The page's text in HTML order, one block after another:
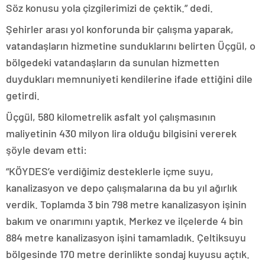
Söz konusu yola çizgilerimizi de çektik.” dedi.
Şehirler arası yol konforunda bir çalışma yaparak,
vatandaşların hizmetine sunduklarını belirten Üçgül, o
bölgedeki vatandaşların da sunulan hizmetten
duydukları memnuniyeti kendilerine ifade ettiğini dile
getirdi.
Üçgül, 580 kilometrelik asfalt yol çalışmasının
maliyetinin 430 milyon lira olduğu bilgisini vererek
şöyle devam etti:
“KÖYDES’e verdiğimiz desteklerle içme suyu,
kanalizasyon ve depo çalışmalarına da bu yıl ağırlık
verdik. Toplamda 3 bin 798 metre kanalizasyon işinin
bakım ve onarımını yaptık. Merkez ve ilçelerde 4 bin
884 metre kanalizasyon işini tamamladık. Çeltiksuyu
bölgesinde 170 metre derinlikte sondaj kuyusu açtık.